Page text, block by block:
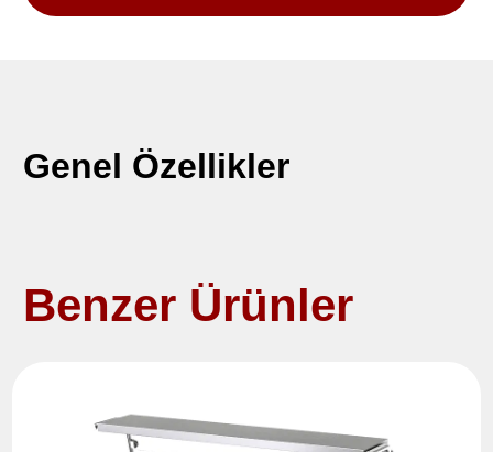
Genel Özellikler
Benzer Ürünler